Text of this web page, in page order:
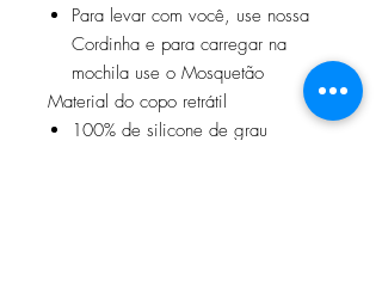
Para levar com você, use nossa
Cordinha e para carregar na
mochila use o Mosquetão
Material do copo retrátil
100% de silicone de grau